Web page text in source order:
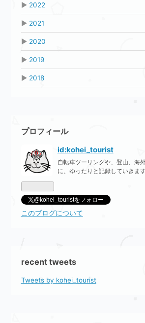
▶ 2022
▶ 2021
▶ 2020
▶ 2019
▶ 2018
プロフィール
id:kohei_tourist
自転車ツーリングや、登山、海
に、ゆったりと記録していきます
@kohei_touristをフォロー
このブログについて
recent tweets
Tweets by kohei_tourist